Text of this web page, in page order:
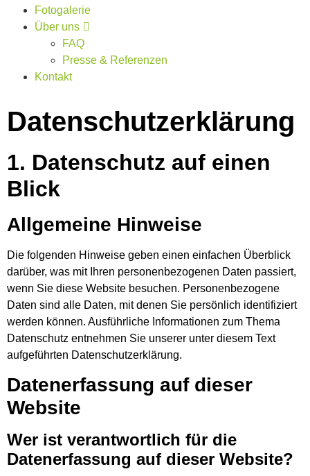
Fotogalerie
Über uns
FAQ
Presse & Referenzen
Kontakt
Datenschutz­erklärung
1. Datenschutz auf einen
Blick
Allgemeine Hinweise
Die folgenden Hinweise geben einen einfachen Überblick
darüber, was mit Ihren personenbezogenen Daten passiert,
wenn Sie diese Website besuchen. Personenbezogene
Daten sind alle Daten, mit denen Sie persönlich identifiziert
werden können. Ausführliche Informationen zum Thema
Datenschutz entnehmen Sie unserer unter diesem Text
aufgeführten Datenschutzerklärung.
Datenerfassung auf dieser
Website
Wer ist verantwortlich für die
Datenerfassung auf dieser Website?